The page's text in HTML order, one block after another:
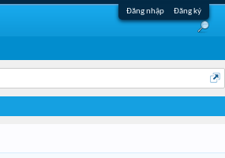
Đăng nhập Đăng ký